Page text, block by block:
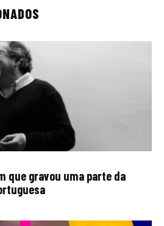
que gravou uma parte da